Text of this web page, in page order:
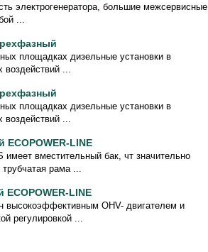
электрогенератора, большие межсервисные
...
площадках дизельные установки в
...
площадках дизельные установки в
...
ECOPOWER-LINE
вместительный бак, чт значительно
рама ...
ECOPOWER-LINE
высокоэффективным OHV- двигателем и
регулировкой ...